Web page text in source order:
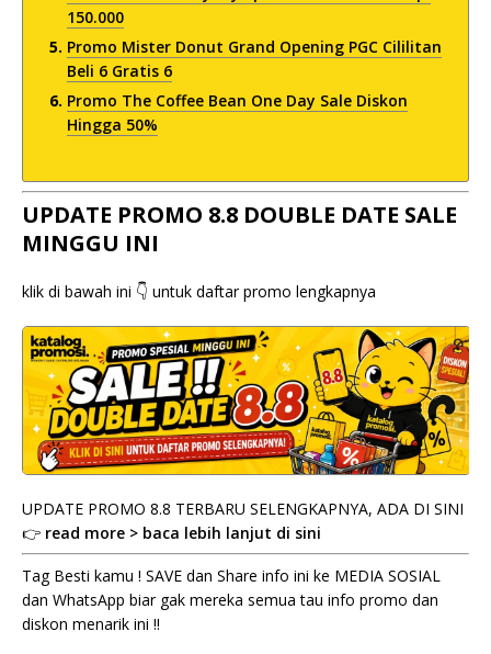
150.000
Promo Mister Donut Grand Opening PGC Cililitan
Beli 6 Gratis 6
Promo The Coffee Bean One Day Sale Diskon
Hingga 50%
UPDATE PROMO 8.8 DOUBLE DATE SALE
MINGGU INI
klik di bawah ini 👇 untuk daftar promo lengkapnya
UPDATE PROMO 8.8 TERBARU SELENGKAPNYA, ADA DI SINI
👉 read more > baca lebih lanjut di sini
Tag Besti kamu ! SAVE dan Share info ini ke MEDIA SOSIAL
dan WhatsApp biar gak mereka semua tau info promo dan
diskon menarik ini !!